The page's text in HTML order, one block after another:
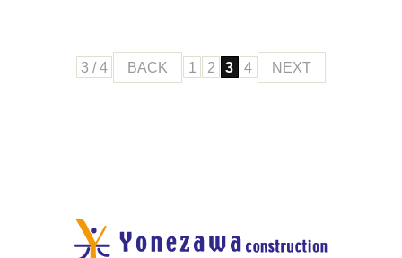
3 / 4 BACK 1 2 3 4 NEXT